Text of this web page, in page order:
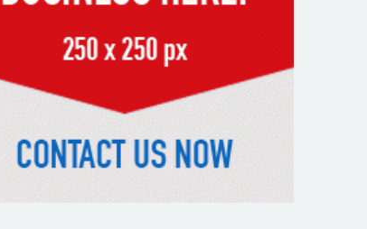
চাঞ্চল্যকর ধর্ষণচেষ্টা মামলার পলাতক
মাদ্রাসাছাত্রীকে উদ্ধার করল ফায়ার
সার্ভিস
মন্দিরের নিজস্ব জমি ক্রয়, রাসিক